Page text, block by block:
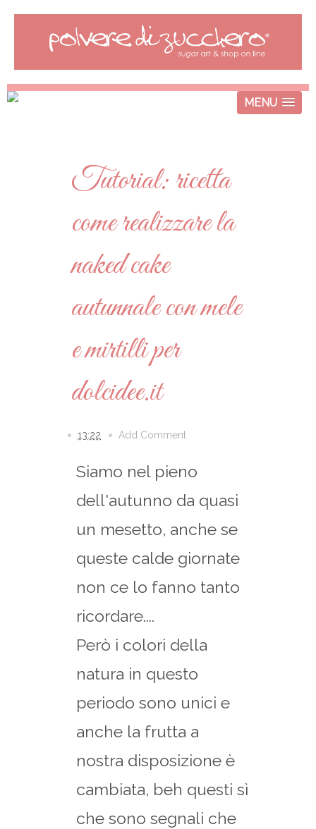
MENU
Tutorial: ricetta
come realizzare la
naked cake
autunnale con mele
e mirtilli per
dolcidee.it
13:22 Add Comment
Siamo nel pieno
dell'autunno da quasi
un mesetto, anche se
queste calde giornate
non ce lo fanno tanto
ricordare....
Però i colori della
natura in questo
periodo sono unici e
anche la frutta a
nostra disposizione è
cambiata, beh questi sì
che sono segnali che